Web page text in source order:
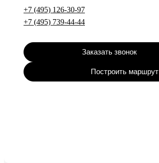
+7 (495) 126-30-97
+7 (495) 739-44-44
Заказать звонок
Построить маршрут